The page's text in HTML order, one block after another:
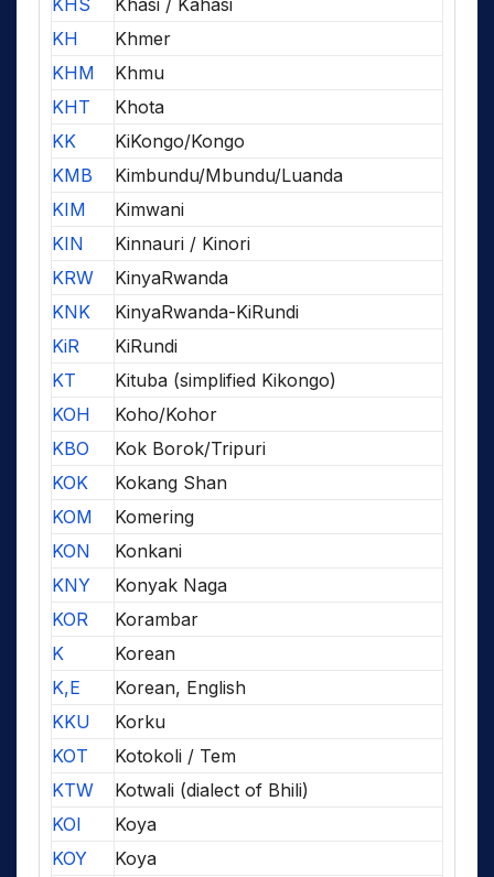
KH
Khmer
KHM
Khmu
KHT
Khota
KK
KiKongo/Kongo
KMB
Kimbundu/Mbundu/Luanda
KIM
Kimwani
KIN
Kinnauri / Kinori
KRW
KinyaRwanda
KNK
KinyaRwanda-KiRundi
KiR
KiRundi
KT
Kituba (simplified Kikongo)
KOH
Koho/Kohor
KBO
Kok Borok/Tripuri
KOK
Kokang Shan
KOM
Komering
KON
Konkani
KNY
Konyak Naga
KOR
Korambar
K
Korean
K,E
Korean, English
KKU
Korku
KOT
Kotokoli / Tem
KTW
Kotwali (dialect of Bhili)
KOI
Koya
KOY
Koya